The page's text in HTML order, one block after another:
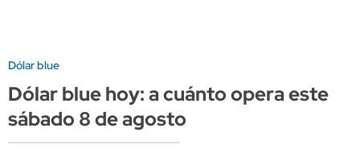
Dólar blue
Dólar blue hoy: a cuánto opera este
sábado 8 de agosto